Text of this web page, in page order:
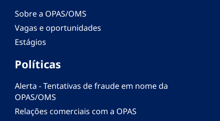
Sobre a OPAS/OMS
Vagas e oportunidades
Estágios
Políticas
Alerta - Tentativas de fraude em nome da
OPAS/OMS
Relações comerciais com a OPAS